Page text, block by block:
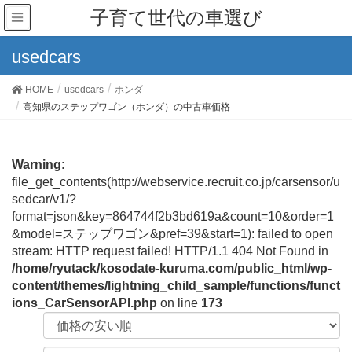
子育て世代の車選び
usedcars
HOME usedcars
ホンダ
高知県のステップワゴン（ホンダ）の中古車価格
Warning:
file_get_contents(http://webservice.recruit.co.jp/carsensor/u
sedcar/v1/?
format=json&key=864744f2b3bd619a&count=10&order=1
&model=ステップワゴン&pref=39&start=1): failed to open
stream: HTTP request failed! HTTP/1.1 404 Not Found in
/home/ryutack/kosodate-kuruma.com/public_html/wp-
content/themes/lightning_child_sample/functions/funct
ions_CarSensorAPI.php on line 173